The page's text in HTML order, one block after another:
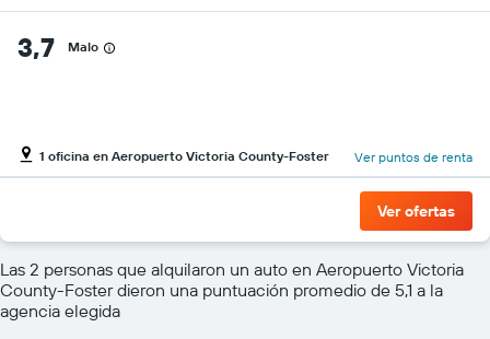
3,7 Malo
1 oficina en Aeropuerto Victoria County-Foster Ver puntos de renta
Ver ofertas
Las 2 personas que alquilaron un auto en Aeropuerto Victoria
County-Foster dieron una puntuación promedio de 5,1 a la
agencia elegida